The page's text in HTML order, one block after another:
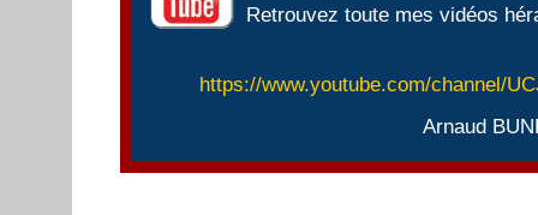
Retrouvez toute mes vidéos
https://www.youtube.com/channel/
Arnaud